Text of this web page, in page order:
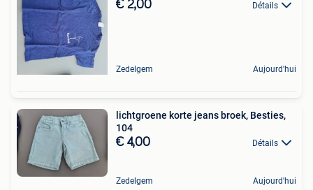
€ 2,00 Détails
Zedelgem Aujourd'hui
lichtgroene korte jeans broek, Besties,
104
€ 4,00 Détails
Zedelgem Aujourd'hui